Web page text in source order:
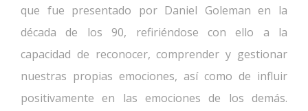
que fue presentado por Daniel Goleman en la
década de los 90, refiriéndose con ello a la
capacidad de reconocer, comprender y gestionar
nuestras propias emociones, así como de influir
positivamente en las emociones de los demás.